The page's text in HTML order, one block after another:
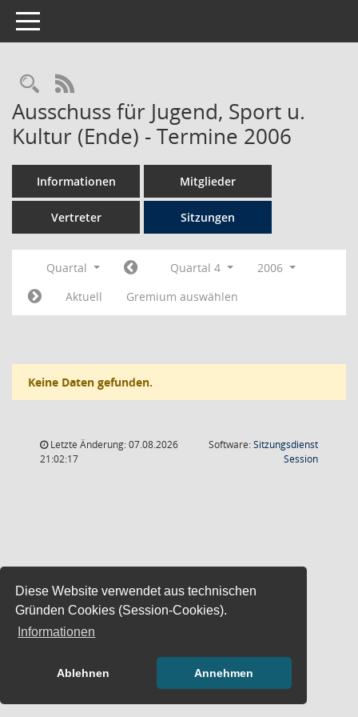
Diese Website verwendet aus technischen
Gründen Cookies (Session-Cookies).
Informationen
Ablehnen Annehmen
Toggle navigation
Rechercheauswahl
RSS-Feed
Ausschuss für Jugend, Sport u.
Kultur (Ende) - Termine 2006
Informationen Mitglieder
Vertreter Sitzungen
Quartal Quartal 4
2006
Aktuell
Gremium auswählen
Keine Daten gefunden.
Letzte Änderung: 07.08.2026
21:02:17
Software:Sitzungsdienst
Session(Wird in